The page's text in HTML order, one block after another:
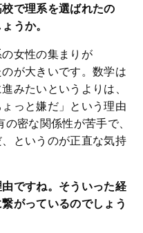
で理系を選ばれたの
うか。
女性の集まりが
が大きいです。数学は
みたいというよりは、
っと嫌だ」という理由
密な関係性が苦手で、
というのが正直な気持
ですね。そういった経
がっているのでしょう